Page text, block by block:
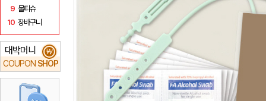
9 물티슈
10 장바구니
대박머니
COUPON SHOP
₩